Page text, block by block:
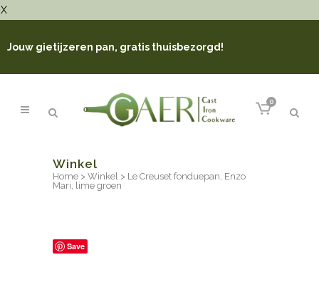
X
Jouw gietijzeren pan, gratis thuisbezorgd!
0
Winkel
Home > Winkel > Le Creuset fonduepan, Enzo
Mari, lime groen
Save